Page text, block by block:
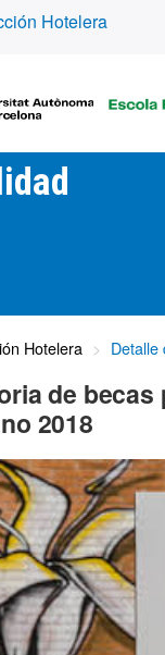
Hotelera
Hotelera Detalle
de
2018